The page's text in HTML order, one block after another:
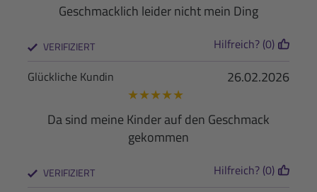
Geschmacklich leider nicht mein Ding
VERIFIZIERT Hilfreich? (0)
26.02.2026
Glückliche Kundin
★★★★★
Da sind meine Kinder auf den Geschmack
gekommen
VERIFIZIERT Hilfreich? (0)